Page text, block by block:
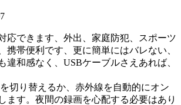
応できます、外出、家庭防犯、スポーツ
携帯便利です、更に簡単にはバレない、
違和感なく、USBケーブルさえあれば、
切り替えるか、赤外線を自動的にオン
ます。夜間の録画を心配する必要はあり